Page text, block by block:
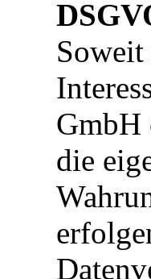
GmbH
die